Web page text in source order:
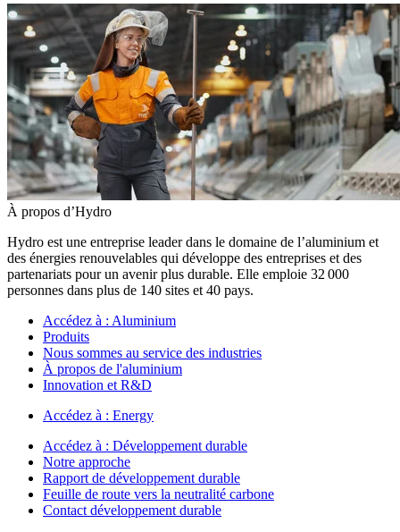
À propos d’Hydro
Hydro est une entreprise leader dans le domaine de l’aluminium et
des énergies renouvelables qui développe des entreprises et des
partenariats pour un avenir plus durable. Elle emploie 32 000
personnes dans plus de 140 sites et 40 pays.
Accédez à : Aluminium
Produits
Nous sommes au service des industries
À propos de l'aluminium
Innovation et R&D
Accédez à : Energy
Accédez à : Développement durable
Notre approche
Rapport de développement durable
Feuille de route vers la neutralité carbone
Contact développement durable